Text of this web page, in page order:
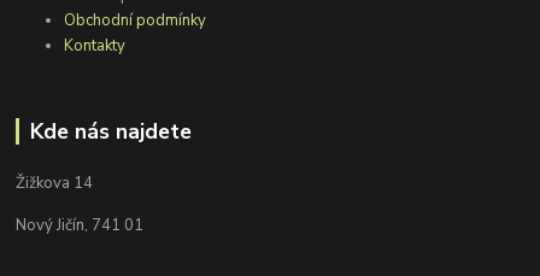
Obchodní podmínky
Kontakty
Kde nás najdete
Žižkova 14
Nový Jičín, 741 01